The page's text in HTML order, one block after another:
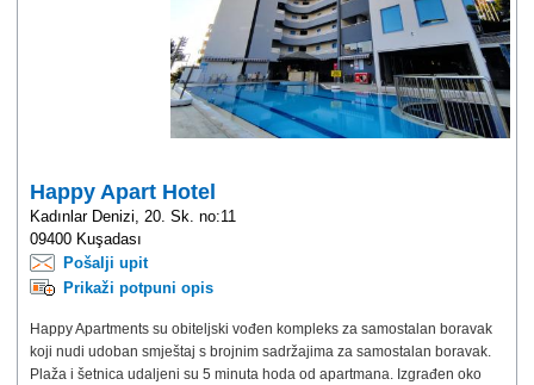
Happy Apart Hotel
Kadınlar Denizi, 20. Sk. no:11
09400 Kuşadası
Pošalji upit
Prikaži potpuni opis
Happy Apartments su obiteljski vođen kompleks za samostalan boravak
koji nudi udoban smještaj s brojnim sadržajima za samostalan boravak.
Plaža i šetnica udaljeni su 5 minuta hoda od apartmana. Izgrađen oko